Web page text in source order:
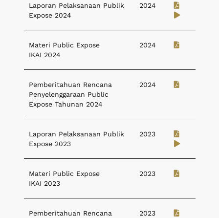
Laporan Pelaksanaan Publik
Expose 2024
2024
Materi Public Expose
IKAI 2024
2024
Pemberitahuan Rencana
Penyelenggaraan Public
Expose Tahunan 2024
2024
Laporan Pelaksanaan Publik
Expose 2023
2023
Materi Public Expose
IKAI 2023
2023
Pemberitahuan Rencana
2023